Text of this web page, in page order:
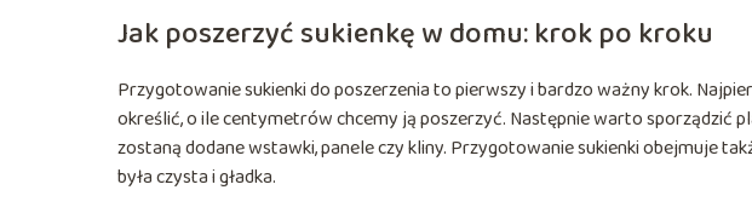
Jak poszerzyć sukienkę w domu: krok po kroku
Przygotowanie sukienki do poszerzenia to pierwszy i bardzo ważny krok.
określić, o ile centymetrów chcemy ją poszerzyć. Następnie warto sporządzić
zostaną dodane wstawki, panele czy kliny. Przygotowanie sukienki obejmuje
była czysta i gładka.